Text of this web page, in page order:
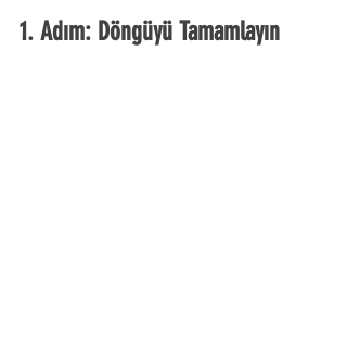
1. Adım: Döngüyü Tamamlayın